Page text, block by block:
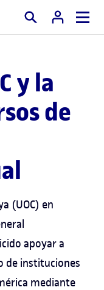
Buscar
y la
de
(UOC) en
apoyar a
de instituciones
mediante